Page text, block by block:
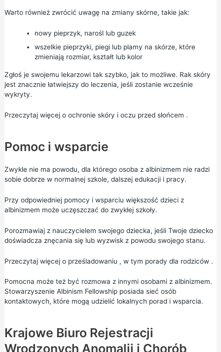
Warto również zwrócić uwagę na zmiany skórne, takie jak:
nowy pieprzyk, narośl lub guzek
wszelkie pieprzyki, piegi lub plamy na skórze, które
zmieniają rozmiar, kształt lub kolor
Zgłoś je swojemu lekarzowi tak szybko, jak to możliwe. Rak skóry
jest znacznie łatwiejszy do leczenia, jeśli zostanie wcześnie
wykryty.
Przeczytaj więcej o ochronie skóry i oczu przed słońcem .
Pomoc i wsparcie
Zwykle nie ma powodu, dla którego osoba z albinizmem nie radzi
sobie dobrze w normalnej szkole, dalszej edukacji i pracy.
Przy odpowiedniej pomocy i wsparciu większość dzieci z
albinizmem może uczęszczać do zwykłej szkoły.
Porozmawiaj z nauczycielem swojego dziecka, jeśli Twoje dziecko
doświadcza znęcania się lub wyzwisk z powodu swojego stanu.
Przeczytaj więcej o prześladowaniu , w tym porady dla rodziców.
Pomocna może też być rozmowa z innymi osobami z albinizmem.
Stowarzyszenie Albinism Fellowship posiada sieć osób
kontaktowych, które mogą udzielić lokalnych porad i wsparcia.
Krajowe Biuro Rejestracji
Wrodzonych Anomalii i Chorób